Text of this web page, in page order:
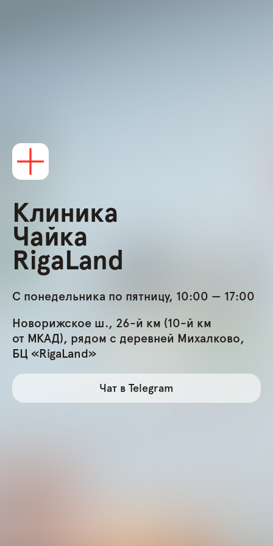
Клиника
Чайка
RigaLand
С понедельника по пятницу, 10:00 — 17:00
Новорижское ш., 26-й км (10-й км
от МКАД), рядом с деревней Михалково,
БЦ «RigaLand»
Чат в Telegram